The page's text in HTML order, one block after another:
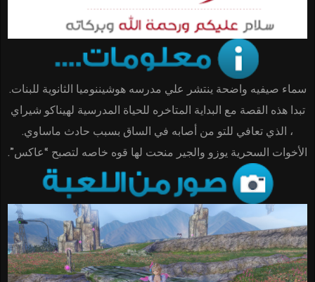
سماء صيفيه واضحة ينتشر علي مدرسه هوشيننوميا الثانوية للبنات.
تبدا هذه القصة مع البداية المتاخره للحياة المدرسية لهيناكو شيراي
، الذي تعافي للتو من أصابه في الساق بسبب حادث ماساوي.
الأخوات السحرية يوزو والجير منحت لها قوه خاصه لتصبح “عاكس”.